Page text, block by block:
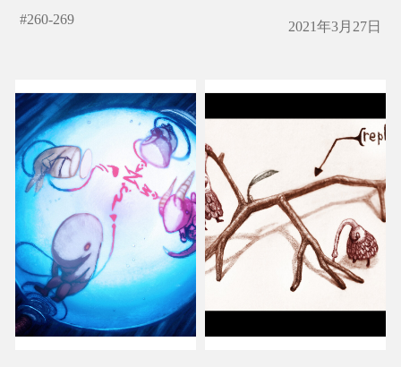
#260-269 2021年3月27日